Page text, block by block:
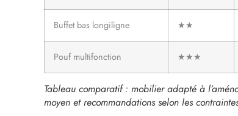
Buffet bas longiligne ★★
Pouf multifonction ★★★
Tableau comparatif : mobilier adapté à
moyen et recommandations selon les